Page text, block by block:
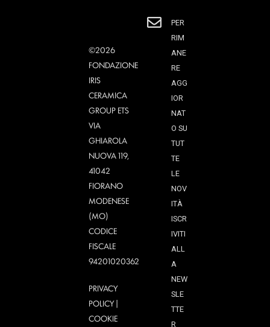
©2026
FONDAZIONE
IRIS
CERAMICA
GROUP ETS
VIA
GHIAROLA
NUOVA 119,
41042
FIORANO
MODENESE
(MO)
CODICE
FISCALE
94201020362
PRIVACY
POLICY|
COOKIE
PER
RIM
ANE
RE
AGG
IOR
NAT
O SU
TUT
TE
LE
NOV
ITÀ
ISCR
IVITI
ALL
A
NEW
SLE
TTE
R